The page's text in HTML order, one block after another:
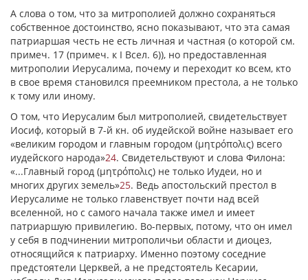
А слова о том, что за митрополией должно сохраняться
собственное достоинство, ясно показывают, что эта самая
патриаршая честь не есть личная и частная (о которой см.
примеч. 17 (примеч. к I Всел. 6)), но предоставленная
митрополии Иерусалима, почему и переходит ко всем, кто
в свое время становился преемником престола, а не только
к тому или иному.
О том, что Иерусалим был митрополией, свидетельствует
Иосиф, который в 7-й кн. об иудейской войне называет его
«великим городом и главным городом (μητρόπολις) всего
иудейского народа»24. Свидетельствуют и слова Филона:
«...Главный город (μητρόπολις) не только Иудеи, но и
многих других земель»25. Ведь апостольский престол в
Иерусалиме не только главенствует почти над всей
вселенной, но с самого начала также имел и имеет
патриаршую привилегию. Во-первых, потому, что он имел
у себя в подчинении митрополичьи области и диоцез,
относящийся к патриарху. Именно поэтому соседние
предстоятели Церквей, а не предстоятель Кесарии,